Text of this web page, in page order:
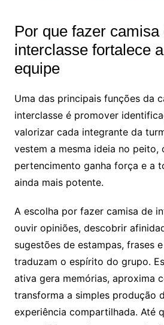
Por que fazer camisa
interclasse fortalece
equipe
Uma das principais funções da
interclasse é promover
valorizar cada integrante da
vestem a mesma ideia no peito,
pertencimento ganha força e a
ainda mais potente.
A escolha por fazer camisa de
ouvir opiniões, descobrir
sugestões de estampas, frases
traduzam o espírito do grupo.
ativa gera memórias, aproxima
transforma a simples produção
experiência compartilhada. Até